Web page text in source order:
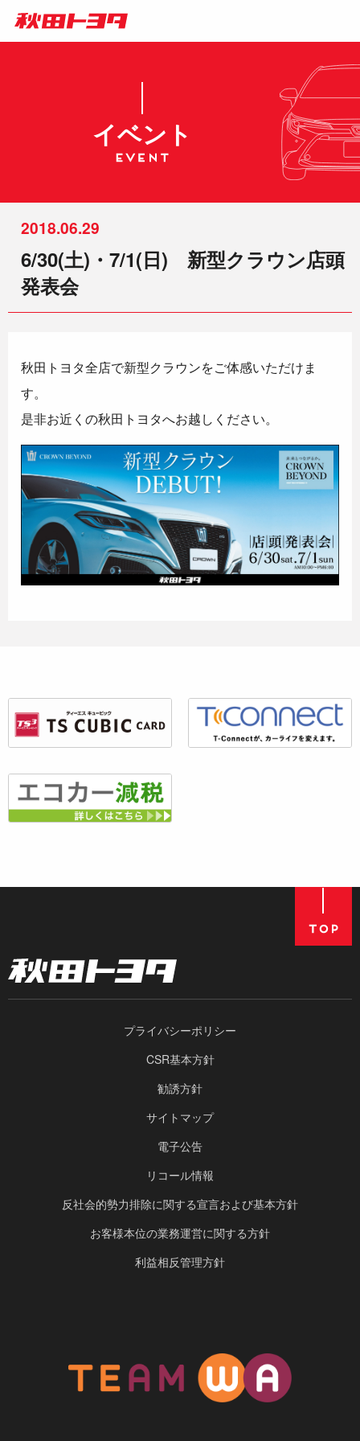
イベント
2018.06.29
6/30(土)・7/1(日) 新型クラウン店頭
発表会
秋田トヨタ全店で新型クラウンをご体感いただけま
す。
是非お近くの秋田トヨタへお越しください。
プライバシーポリシー
CSR基本方針
勧誘方針
サイトマップ
電子公告
リコール情報
反社会的勢力排除に関する宣言および基本方針
お客様本位の業務運営に関する方針
利益相反管理方針